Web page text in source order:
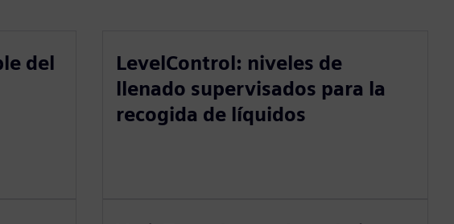
del
LevelControl: niveles de
llenado supervisados para la
recogida de líquidos